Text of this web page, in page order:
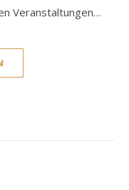
Veranstaltungen…